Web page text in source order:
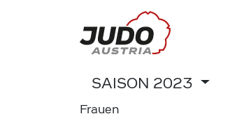
SAISON 2023
Frauen